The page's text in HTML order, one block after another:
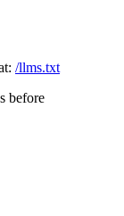
/llms.txt
before